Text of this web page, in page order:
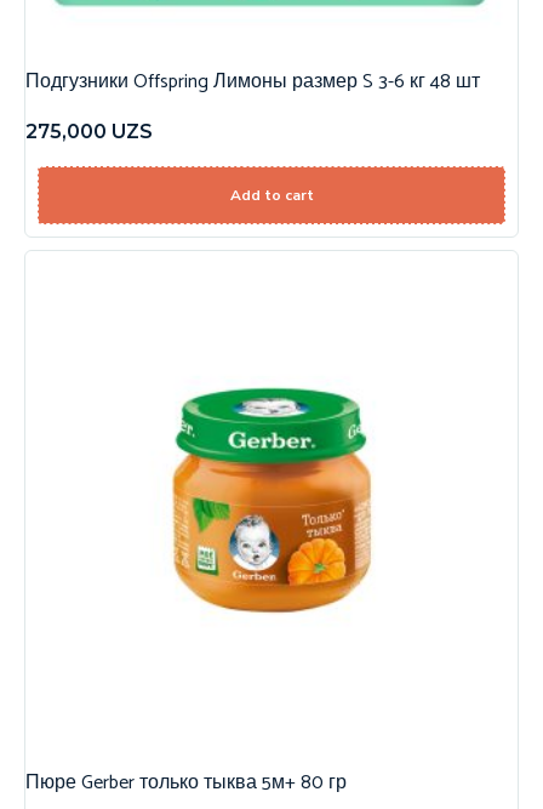
Подгузники Offspring Лимоны размер S 3-6 кг 48 шт
275,000 UZS
Add to cart
Пюре Gerber только тыква 5м+ 80 гр